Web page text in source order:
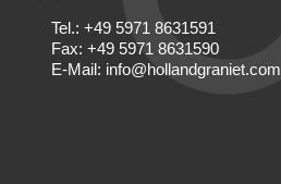
Tel.: +49 5971 8631591
Fax: +49 5971 8631590
E-Mail: info@hollandgraniet.com